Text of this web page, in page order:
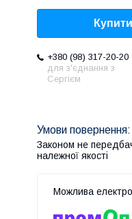
Купити
+380 (98) 317-20-20
для з'єднання з
Сергієм
Законом не
належної якості